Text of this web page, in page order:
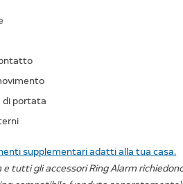
di portata
supplementari adatti alla tua casa.
e tutti gli accessori Ring Alarm